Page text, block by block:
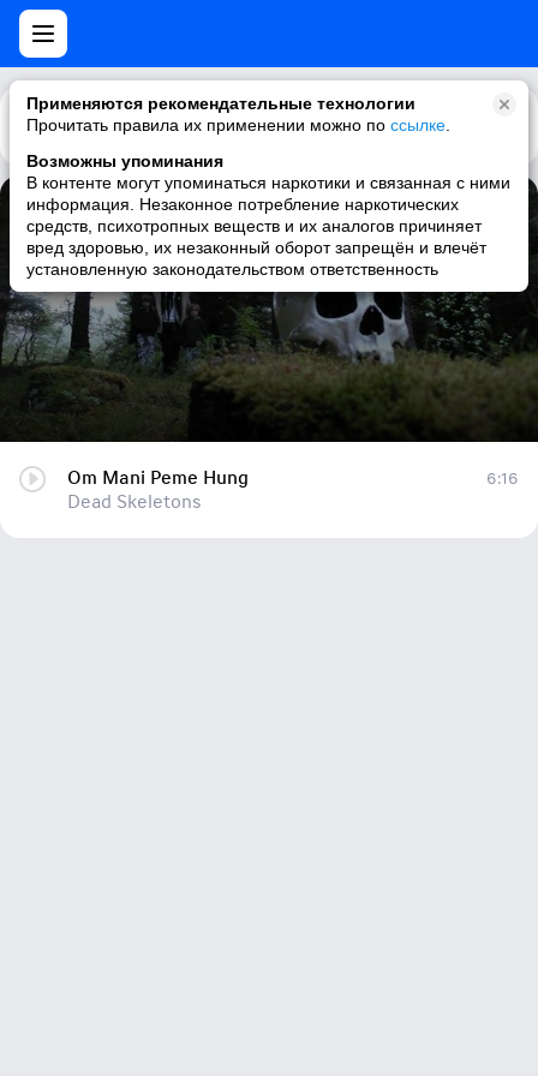
Применяются рекомендательные технологии
Прочитать правила их применении можно по ссылке
Возможны упоминания
В контенте могут упоминаться наркотики и связанная с ними
информация. Незаконное потребление наркотических
средств, психотропных веществ и их аналогов причиняет
вред здоровью, их незаконный оборот запрещён и влечёт
установленную законодательством ответственность
Каталог Рекомендации
Om Mani Peme Hung
Dead Skeletons
Om Mani Peme Hung
Dead Skeletons
6:16